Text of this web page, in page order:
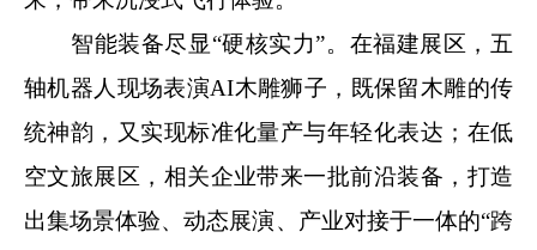
智能装备尽显“硬核实力”。在福建展区，五
轴机器人现场表演AI木雕狮子，既保留木雕的传
统神韵，又实现标准化量产与年轻化表达；在低
空文旅展区，相关企业带来一批前沿装备，打造
出集场景体验、动态展演、产业对接于一体的“跨